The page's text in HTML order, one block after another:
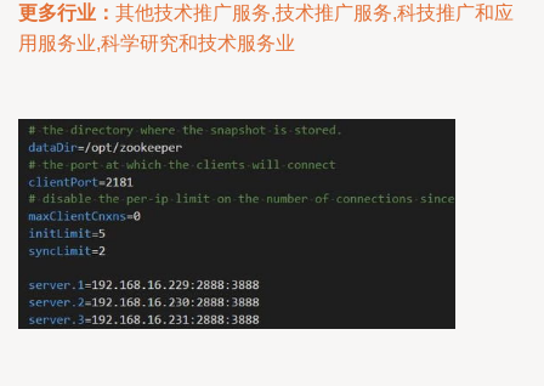
更多行业： 其他技术推广服务,技术推广服务,科技推广和应
用服务业,科学研究和技术服务业